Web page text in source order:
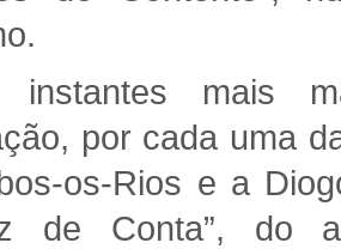
mais
por cada uma
os-Rios e a
de Conta”, do